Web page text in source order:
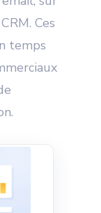
Ces
temps